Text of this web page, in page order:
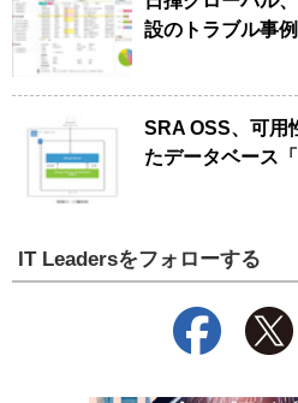
設のトラブル事
SRA OSS、可用
たデータベース
IT Leadersをフォローする